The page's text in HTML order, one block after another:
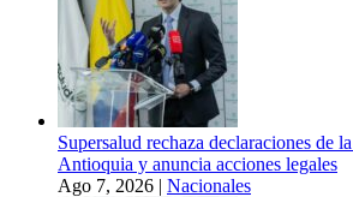
Supersalud rechaza declaraciones de
Antioquia y anuncia acciones legales
Ago 7, 2026 | Nacionales